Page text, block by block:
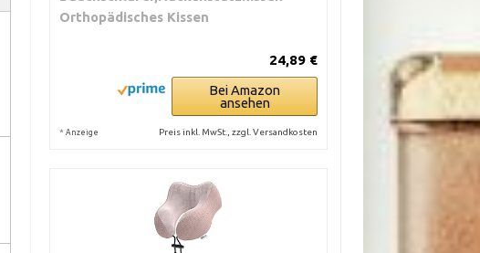
Orthopädisches Kissen
24,89 €
Bei Amazon
ansehen
* Anzeige Preis inkl. MwSt., zzgl. Versandkosten